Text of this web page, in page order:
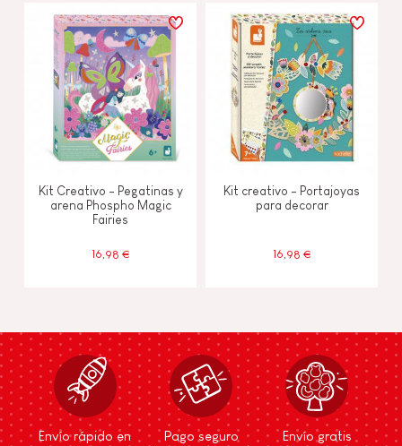
Kit Creativo - Pegatinas y
arena Phospho Magic
Fairies
16,98 €
Kit creativo - Portajoyas
para decorar
16,98 €
Envío rápido en
Pago seguro
Envío gratis